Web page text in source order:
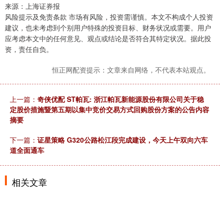
来源：上海证券报
风险提示及免责条款 市场有风险，投资需谨慎。本文不构成个人投资
建议，也未考虑到个别用户特殊的投资目标、财务状况或需要。用户
应考虑本文中的任何意见、观点或结论是否符合其特定状况。据此投
资，责任自负。
恒正网配资提示：文章来自网络，不代表本站观点。
上一篇： 奇侠优配 ST帕瓦: 浙江帕瓦新能源股份有限公司关于稳
定股价措施暨第五期以集中竞价交易方式回购股份方案的公告内容
摘要
下一篇： 证星策略 G320公路松江段完成建设，今天上午双向六车
道全面通车
相关文章